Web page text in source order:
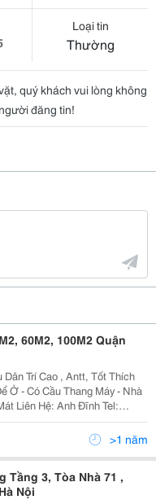
Loại tin
Thường
quý khách vui lòng không
đăng tin!
60M2, 100M2 Quận
- Nhà
Tel:
0965.539.418
>1 năm
Tầng 3, Tòa Nhà 71 ,
Nội